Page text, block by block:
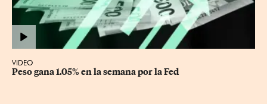
VIDEO
Peso gana 1.05% en la semana por la Fed